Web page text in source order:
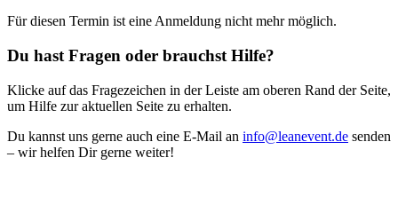
Für diesen Termin ist eine Anmeldung nicht mehr möglich.
Du hast Fragen oder brauchst Hilfe?
Klicke auf das Fragezeichen in der Leiste am oberen Rand der Seite,
um Hilfe zur aktuellen Seite zu erhalten.
Du kannst uns gerne auch eine E-Mail an info@leanevent.de senden
– wir helfen Dir gerne weiter!